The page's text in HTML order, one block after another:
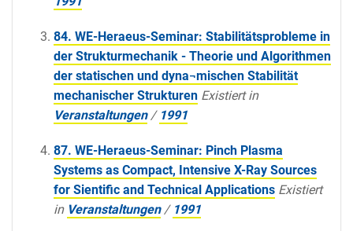
84. WE-Heraeus-Seminar: Stabilitätsprobleme in
der Strukturmechanik - Theorie und Algorithmen
der statischen und dyna¬mischen Stabilität
mechanischer Strukturen Existiert in
Veranstaltungen / 1991
87. WE-Heraeus-Seminar: Pinch Plasma
Systems as Compact, Intensive X-Ray Sources
for Sientific and Technical Applications Existiert
in Veranstaltungen / 1991